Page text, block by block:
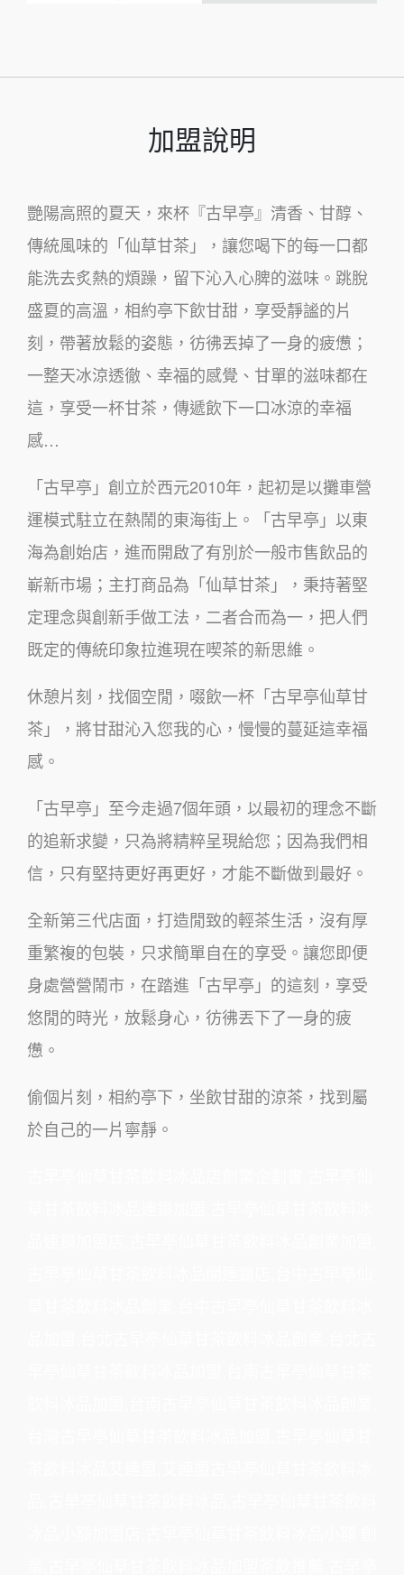
加盟說明
艷陽高照的夏天，來杯『古早亭』清香、甘醇、
傳統風味的「仙草甘茶」，讓您喝下的每一口都
能洗去炙熱的煩躁，留下沁入心脾的滋味。跳脫
盛夏的高溫，相約亭下飲甘甜，享受靜謐的片
刻，帶著放鬆的姿態，彷彿丟掉了一身的疲憊；
一整天冰涼透徹、幸福的感覺、甘單的滋味都在
這，享受一杯甘茶，傳遞飲下一口冰涼的幸福
感…
「古早亭」創立於西元2010年，起初是以攤車營
運模式駐立在熱鬧的東海街上。「古早亭」以東
海為創始店，進而開啟了有別於一般市售飲品的
嶄新市場；主打商品為「仙草甘茶」，秉持著堅
定理念與創新手做工法，二者合而為一，把人們
既定的傳統印象拉進現在喫茶的新思維。
休憩片刻，找個空閒，啜飲一杯「古早亭仙草甘
茶」，將甘甜沁入您我的心，慢慢的蔓延這幸福
感。
「古早亭」至今走過7個年頭，以最初的理念不斷
的追新求變，只為將精粹呈現給您；因為我們相
信，只有堅持更好再更好，才能不斷做到最好。
全新第三代店面，打造閒致的輕茶生活，沒有厚
重繁複的包裝，只求簡單自在的享受。讓您即便
身處營營鬧市，在踏進「古早亭」的這刻，享受
悠閒的時光，放鬆身心，彷彿丟下了一身的疲
憊。
偷個片刻，相約亭下，坐飲甘甜的涼茶，找到屬
於自己的一片寧靜。